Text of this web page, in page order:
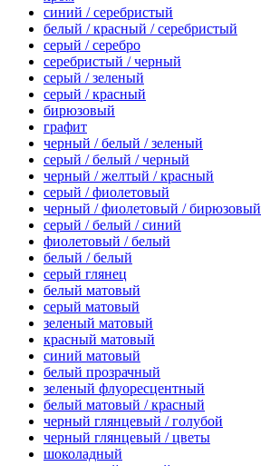
синий / серебристый
белый / красный / серебристый
серый / серебро
серебристый / черный
серый / зеленый
серый / красный
бирюзовый
графит
черный / белый / зеленый
серый / белый / черный
черный / желтый / красный
серый / фиолетовый
черный / фиолетовый / бирюзовый
серый / белый / синий
фиолетовый / белый
белый / белый
серый глянец
белый матовый
серый матовый
зеленый матовый
красный матовый
синий матовый
белый прозрачный
зеленый флуоресцентный
белый матовый / красный
черный глянцевый / голубой
черный глянцевый / цветы
шоколадный